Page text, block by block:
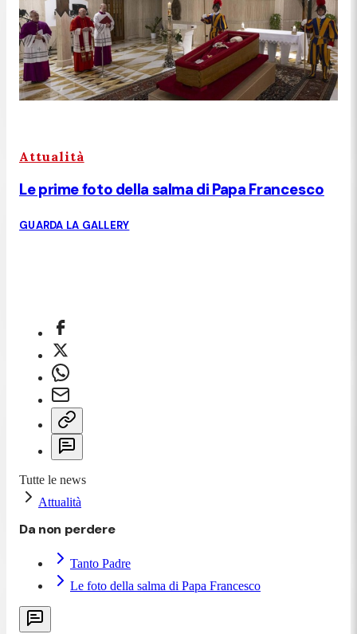
Attualità
Le prime foto della salma di Papa Francesco
GUARDA LA GALLERY
Tutte le news
Attualità
Da non perdere
Tanto Padre
Le foto della salma di Papa Francesco